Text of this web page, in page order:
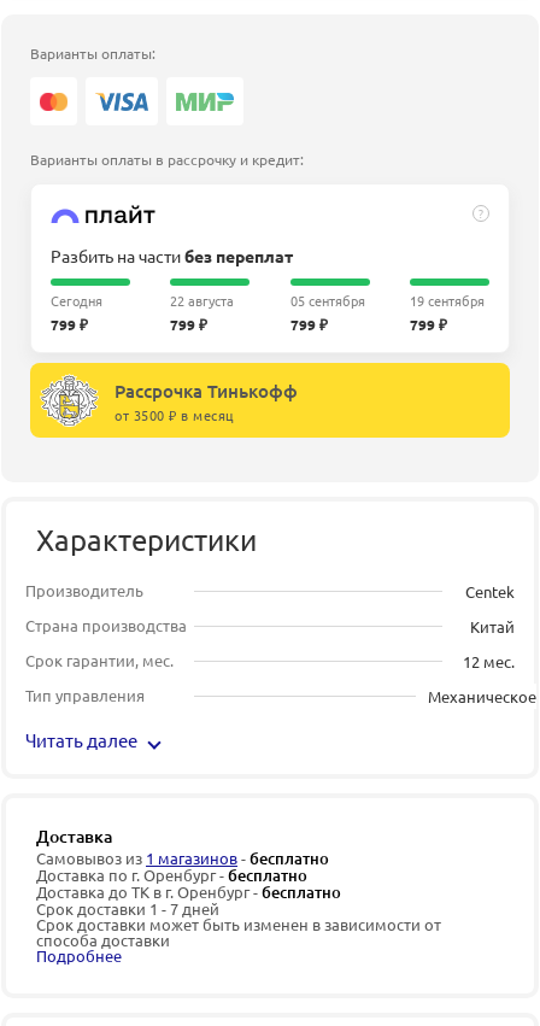
Варианты оплаты:
Варианты оплаты в рассрочку и кредит:
?
Разбить на частибез переплат
Сегодня
799 ₽
22 августа
799 ₽
05 сентября
799 ₽
19 сентября
799 ₽
Рассрочка Тинькофф
от 3500 ₽ в месяц
Характеристики
Производитель
Centek
Страна производства
Китай
Срок гарантии, мес.
12 мес.
Тип управления
Механическое
Читать далее
Доставка
Самовывоз из 1 магазинов-бесплатно
Доставка по г. Оренбург -бесплатно
Доставка до ТК в г. Оренбург -бесплатно
Срок доставки 1 - 7 дней
Срок доставки может быть изменен в зависимости от
способа доставки
Подробнее